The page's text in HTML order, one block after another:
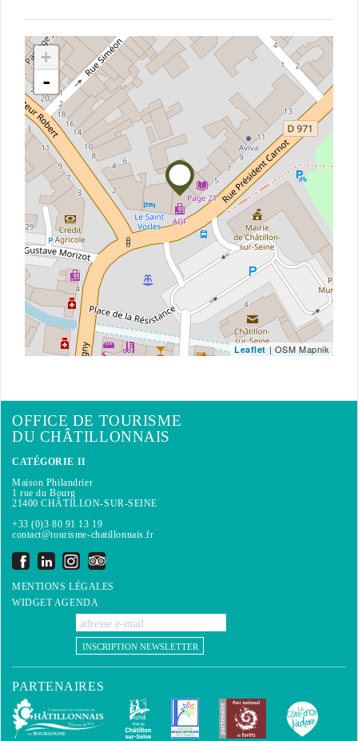
+
-
Leaflet | OSM Mapnik
OFFICE DE TOURISME
DU CHÂTILLONNAIS
CATÉGORIE II
Maison Philandrier
1 rue du Bourg
21400 CHÂTILLON-SUR-SEINE
+33 (0)3 80 91 13 19
contact@tourisme-chatillonnais.fr
MENTIONS LÉGALES
WIDGET AGENDA
INSCRIPTION NEWSLETTER
PARTENAIRES